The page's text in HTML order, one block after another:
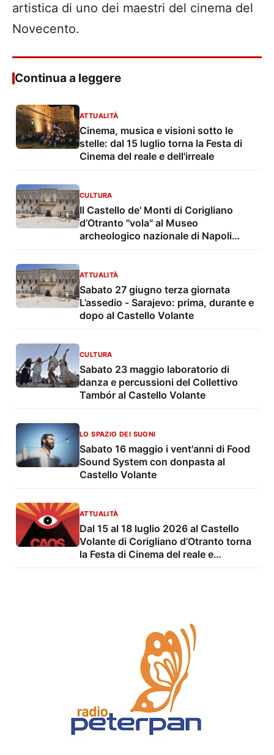
artistica di uno dei maestri del cinema del
Novecento.
Continua a leggere
ATTUALITÀ
Cinema, musica e visioni sotto le
stelle: dal 15 luglio torna la Festa di
Cinema del reale e dell'irreale
CULTURA
Il Castello de' Monti di Corigliano
d’Otranto "vola" al Museo
archeologico nazionale di Napoli
ATTUALITÀ
Sabato 27 giugno terza giornata
L’assedio - Sarajevo: prima, durante e
dopo al Castello Volante
CULTURA
Sabato 23 maggio laboratorio di
danza e percussioni del Collettivo
Tambór al Castello Volante
LO SPAZIO DEI SUONI
Sabato 16 maggio i vent'anni di Food
Sound System con donpasta al
Castello Volante
ATTUALITÀ
Dal 15 al 18 luglio 2026 al Castello
Volante di Corigliano d’Otranto torna
la Festa di Cinema del reale e